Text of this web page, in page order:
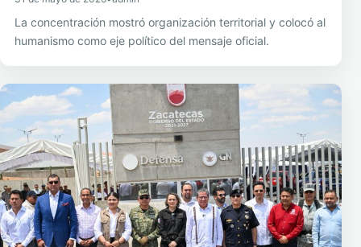
La concentración mostró organización territorial y colocó al
humanismo como eje político del mensaje oficial.